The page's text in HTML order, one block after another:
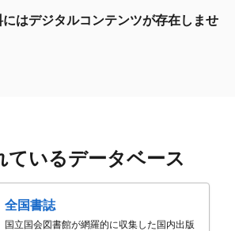
にはデジタルコンテンツが存在しませ
ているデータベース
全国書誌
国立国会図書館が網羅的に収集した国内出版